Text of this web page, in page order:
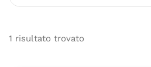
1 risultato trovato